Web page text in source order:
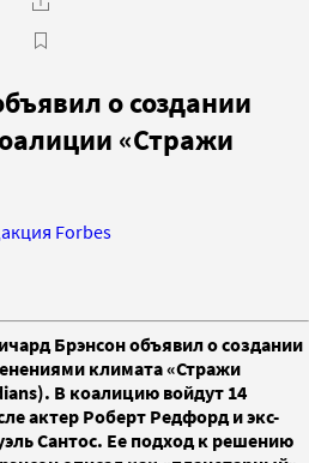
о создании
«Стражи
Forbes
Брэнсон объявил о создании
климата «Стражи
В коалицию войдут 14
актер Роберт Редфорд и экс-
Сантос. Ее подход к решению